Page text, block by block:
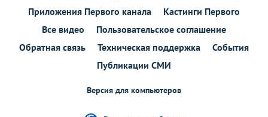
Приложения Первого канала
Кастинги Первого
Все видео
Пользовательское соглашение
Обратная связь
Техническая поддержка
События
Публикации СМИ
Версия для компьютеров